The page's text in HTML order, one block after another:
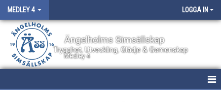
MEDLEY 4 LOGGA IN
Ängelholms Simsällskap
Trygghet, Utveckling, Glädje & Gemenskap
Medley 4